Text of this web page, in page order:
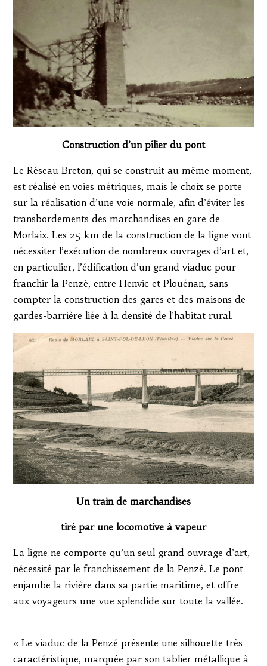
Construction d’un pilier du pont
Le Réseau Breton, qui se construit au même moment,
est réalisé en voies métriques, mais le choix se porte
sur la réalisation d’une voie normale, afin d’éviter les
transbordements des marchandises en gare de
Morlaix. Les 25 km de la construction de la ligne vont
nécessiter l’exécution de nombreux ouvrages d’art et,
en particulier, l’édification d’un grand viaduc pour
franchir la Penzé, entre Henvic et Plouénan, sans
compter la construction des gares et des maisons de
gardes-barrière liée à la densité de l’habitat rural.
Un train de marchandises
tiré par une locomotive à vapeur
La ligne ne comporte qu’un seul grand ouvrage d’art,
nécessité par le franchissement de la Penzé. Le pont
enjambe la rivière dans sa partie maritime, et offre
aux voyageurs une vue splendide sur toute la vallée.
« Le viaduc de la Penzé présente une silhouette très
caractéristique, marquée par son tablier métallique à